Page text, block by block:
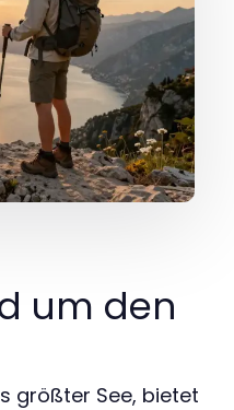
um den
größter See, bietet